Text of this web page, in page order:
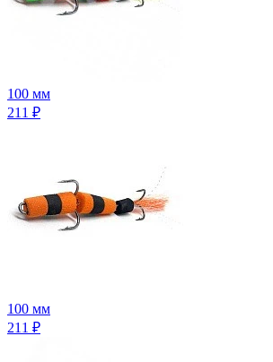
100 мм
211 ₽
100 мм
211 ₽